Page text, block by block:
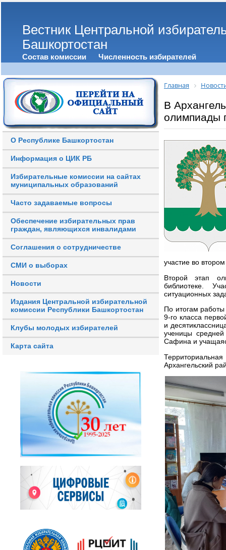
Вестник Центральной
Башкортостан
Состав комиссии Численность избирателей
О Республике Башкортостан
Информация о ЦИК РБ
Избирательные комиссии на сайтах
муниципальных образований
Часто задаваемые вопросы
Обеспечение избирательных прав
граждан, являющихся инвалидами
Соглашения о сотрудничестве
СМИ о выборах
Новости
Издания Центральной избирательной
комиссии Республики Башкортостан
Клубы молодых избирателей
Карта сайта
Главная
В
олимпиады
участие во
Второй этап
библиотеке.
ситуационных
По итогам
9-го класса
и
ученицы
Сафина и
Архангельский